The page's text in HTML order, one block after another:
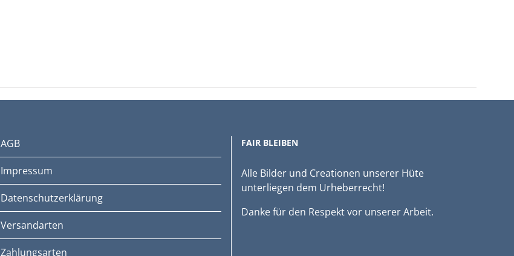
AGB
Impressum
Datenschutzerklärung
Versandarten
Zahlungsarten
FAIR BLEIBEN
Alle Bilder und Creationen unserer Hüte
unterliegen dem Urheberrecht!
Danke für den Respekt vor unserer Arbeit.